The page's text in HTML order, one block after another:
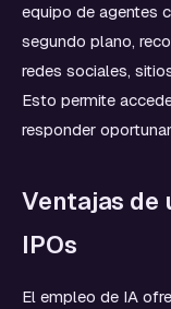
equipo de agentes
segundo plano,
redes sociales,
Esto permite
responder
Ventajas de
IPOs
El empleo de IA